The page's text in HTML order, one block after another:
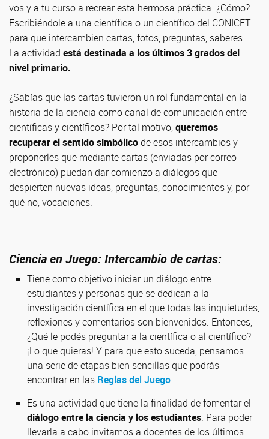
vos y a tu curso a recrear esta hermosa práctica. ¿Cómo?
Escribiéndole a una científica o un científico del CONICET
para que intercambien cartas, fotos, preguntas, saberes.
La actividad está destinada a los últimos 3 grados del
nivel primario.
¿Sabías que las cartas tuvieron un rol fundamental en la
historia de la ciencia como canal de comunicación entre
científicas y científicos? Por tal motivo,queremos
recuperar el sentido simbólicode esos intercambios y
proponerles que mediante cartas (enviadas por correo
electrónico) puedan dar comienzo a diálogos que
despierten nuevas ideas, preguntas, conocimientos y, por
qué no, vocaciones.
Ciencia en Juego: Intercambio de cartas:
Tiene como objetivo iniciar un diálogo entre
estudiantes y personas que se dedican a la
investigación científica en el que todas las inquietudes,
reflexiones y comentarios son bienvenidos. Entonces,
¿Qué le podés preguntar a la científica o al científico?
¡Lo que quieras! Y para que esto suceda, pensamos
una serie de etapas bien sencillas que podrás
encontrar en las Reglas del Juego.
Es una actividad que tiene la finalidad de fomentar el
diálogo entre la ciencia y los estudiantes. Para poder
llevarla a cabo invitamos a docentes de los últimos